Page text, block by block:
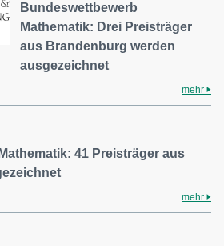
Bundeswettbewerb
Mathematik: Drei Preisträger
aus Brandenburg werden
ausgezeichnet
mehr
41 Preisträger aus
mehr